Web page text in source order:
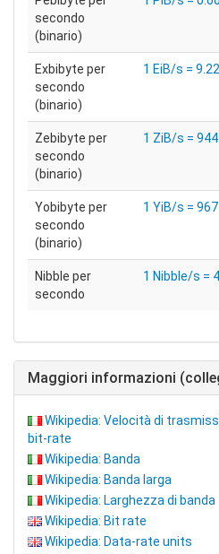
secondo
(binario)
Exbibyte per
secondo
(binario)
1 EiB/s =
Zebibyte per
secondo
(binario)
1 ZiB/s =
Yobibyte per
secondo
(binario)
1 YiB/s =
Nibble per
secondo
1 Nibble/s =
Maggiori informazioni
Wikipedia: Velocità di
bit-rate
Wikipedia: Banda
Wikipedia: Banda larga
Wikipedia: Larghezza di banda
Wikipedia: Bit rate
Wikipedia: Data-rate units